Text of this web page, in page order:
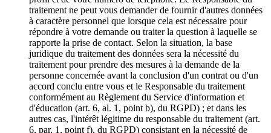
traitement ne peut vous demander de fournir d'autres données
à caractère personnel que lorsque cela est nécessaire pour
répondre à votre demande ou traiter la question à laquelle se
rapporte la prise de contact. Selon la situation, la base
juridique du traitement des données sera la nécessité du
traitement pour prendre des mesures à la demande de la
personne concernée avant la conclusion d'un contrat ou d'un
accord conclu entre vous et le Responsable du traitement
conformément au Règlement du Service d'information et
d'éducation (art. 6, al. 1, point b), du RGPD) ; et dans les
autres cas, l'intérêt légitime du responsable du traitement (art.
6, par. 1, point f), du RGPD) consistant en la nécessité de